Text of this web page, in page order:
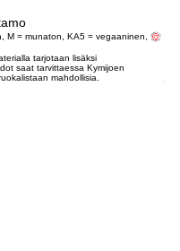
M = munaton, KA5 = vegaaninen,
tarjotaan lisäksi
saat tarvittaessa Kymijoen
mahdollisia.